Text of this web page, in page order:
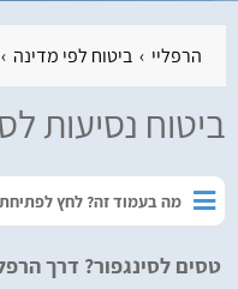
הרפליי ביטוח לפי מדינה
ביטוח נסיעות
מה בעמוד זה? לחץ לפתיחת
טסים לסינגפור? דרך